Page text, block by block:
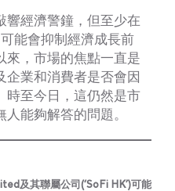
響經濟警鐘，但至少在
能會抑制經濟成長前
來，市場的焦點一直是
企業和消費者是否會因
時至今日，這仍然是市
能夠解答的問題。
及其聯屬公司(‘SoFi HK’)可能